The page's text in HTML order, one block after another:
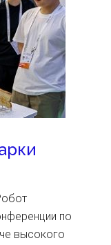
по
высокого